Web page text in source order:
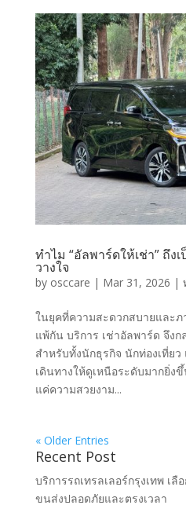
ทำไม “อัลพาร์ดให้เช่า” ถึง
วางใจ
by osccare | Mar 31, 2026 |
ในยุคที่ความสะดวกสบายและ
แพ้กัน บริการ เช่าอัลพาร์ด จึงก
สำหรับทั้งนักธุรกิจ นักท่องเที่ย
เดินทางให้ดูเหนือระดับมากยิ่ง
แค่ความสวยงาม...
« Older Entries
Recent Post
บริการรถเทรลเลอร์กรุงเทพ เลื
ขนส่งปลอดภัยและตรงเวลา